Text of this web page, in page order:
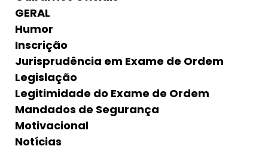
GERAL
Humor
Inscrição
Jurisprudência em Exame de Ordem
Legislação
Legitimidade do Exame de Ordem
Mandados de Segurança
Motivacional
Notícias